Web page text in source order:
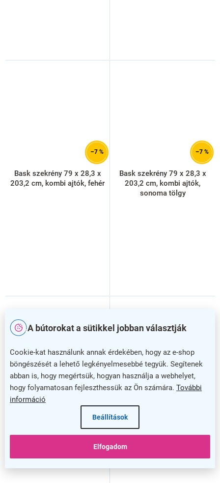
A bútorokat a sütikkel jobban választják
Cookie-kat használunk annak érdekében, hogy az e-shop
böngészését a lehető legkényelmesebbé tegyük. Segítenek
abban is, hogy megértsük, hogyan használja a webhelyet,
hogy folyamatosan fejleszthessük az Ön számára. További
információ
Beállítások
Elfogadom
–7 %
Bask szekrény 79 x 28,3 x
203,2 cm, kombi ajtók, fehér
–7 %
Bask szekrény 79 x 28,3 x
203,2 cm, kombi ajtók,
sonoma tölgy
–7 %
Bask szekrény 79 x 28,3 x
203,2 cm, üveg ajtók,
sonoma tölgy / fehér
–7 %
Bask szekrényhez ajtók 39
x 95,7 cm üvegezett, fehér /